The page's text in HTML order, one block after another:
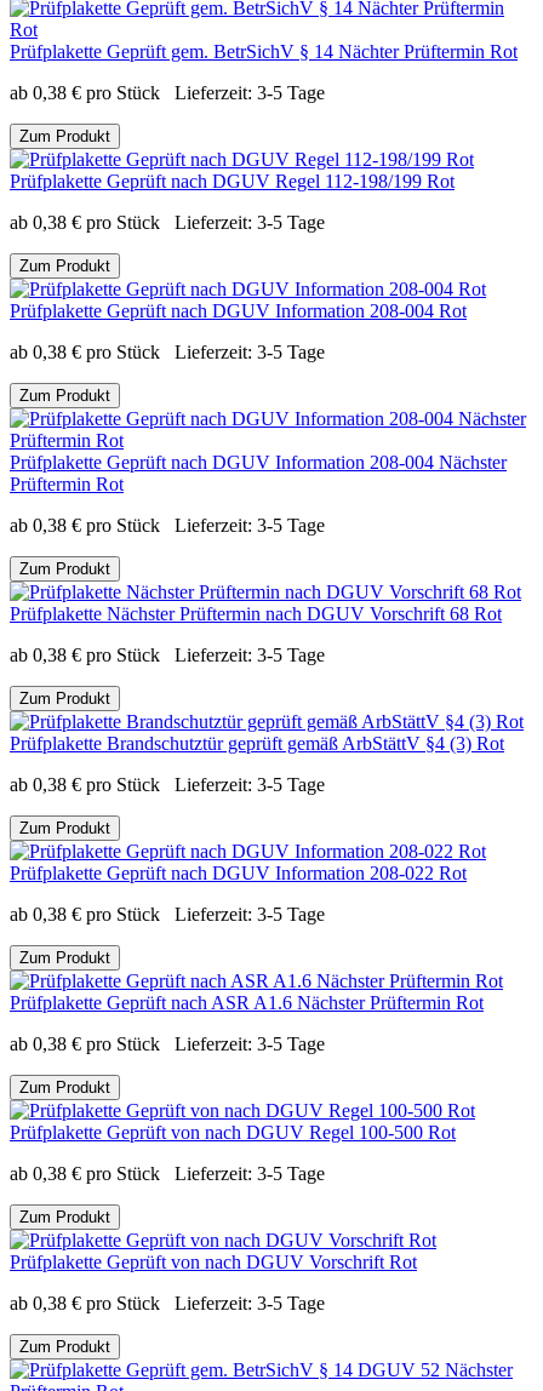
Prüfplakette Geprüft gem. BetrSichV § 14 Nächter Prüftermin Rot
ab 0,38 € pro Stück Lieferzeit: 3-5 Tage
Zum Produkt
Prüfplakette Geprüft nach DGUV Regel 112-198/199 Rot
ab 0,38 € pro Stück Lieferzeit: 3-5 Tage
Zum Produkt
Prüfplakette Geprüft nach DGUV Information 208-004 Rot
ab 0,38 € pro Stück Lieferzeit: 3-5 Tage
Zum Produkt
Prüfplakette Geprüft nach DGUV Information 208-004 Nächster
Prüftermin Rot
ab 0,38 € pro Stück Lieferzeit: 3-5 Tage
Zum Produkt
Prüfplakette Nächster Prüftermin nach DGUV Vorschrift 68 Rot
ab 0,38 € pro Stück Lieferzeit: 3-5 Tage
Zum Produkt
Prüfplakette Brandschutztür geprüft gemäß ArbStättV §4 (3) Rot
ab 0,38 € pro Stück Lieferzeit: 3-5 Tage
Zum Produkt
Prüfplakette Geprüft nach DGUV Information 208-022 Rot
ab 0,38 € pro Stück Lieferzeit: 3-5 Tage
Zum Produkt
Prüfplakette Geprüft nach ASR A1.6 Nächster Prüftermin Rot
ab 0,38 € pro Stück Lieferzeit: 3-5 Tage
Zum Produkt
Prüfplakette Geprüft von nach DGUV Regel 100-500 Rot
ab 0,38 € pro Stück Lieferzeit: 3-5 Tage
Zum Produkt
Prüfplakette Geprüft von nach DGUV Vorschrift Rot
ab 0,38 € pro Stück Lieferzeit: 3-5 Tage
Zum Produkt